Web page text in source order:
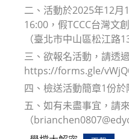
二、活動於2025年12月
16:00，假TCCC台灣文
（臺北市中山區松江路
三、欲報名活動，請透
https://forms.gle/
四、檢送活動簡章1份於
五、如有未盡事宜，請
（